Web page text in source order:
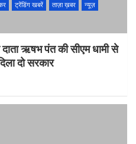
ट्रेंडिंग खबरें ताज़ा ख़बर
न्यूज़
ऋषभ पंत की सीएम धामी से
दो सरकार